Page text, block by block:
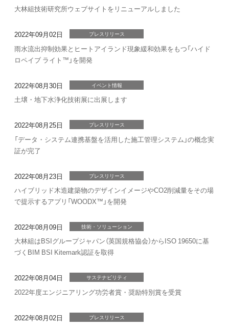
大林組技術研究所ウェブサイトをリニューアルしました
2022年09月02日 プレスリリース
雨水流出抑制効果とヒートアイランド現象緩和効果をもつ「ハイド
ロペイブ ライト™」を開発
2022年08月30日 イベント情報
土壌・地下水浄化技術展に出展します
2022年08月25日 プレスリリース
「データ・システム連携基盤を活用した施工管理システム」の概念実
証が完了
2022年08月23日 プレスリリース
ハイブリッド木造建築物のデザインイメージやCO2削減量をその場
で提示するアプリ「WOODX™」を開発
2022年08月09日 技術・ソリューション
大林組はBSIグループジャパン（英国規格協会）からISO 19650に基
づくBIM BSI Kitemark認証を取得
2022年08月04日 サステナビリティ
2022年度エンジニアリング功労者賞・奨励特別賞を受賞
2022年08月02日 プレスリリース